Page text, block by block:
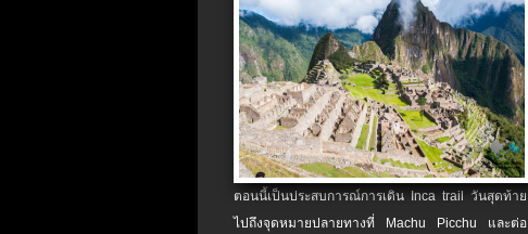
ตอนนี้เป็นประสบการณ์การเดิน Inca trail วันสุดท้าย
ไปถึงจุดหมายปลายทางที่ Machu Picchu และต่อ